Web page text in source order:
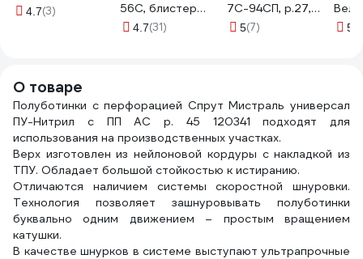
4.7(3)
56С, блистер
005711
4.7(31)
7С-94СП, р.27,
000 черный
5(7)
см
5
О товаре
Полуботинки с перфорацией Спрут Мистраль универсал
ПУ-Нитрил с ПП АС р. 45 120341 подходят для
использования на производственных участках.
Верх изготовлен из нейлоновой кордуры с накладкой из
ТПУ. Обладает большой стойкостью к истиранию.
Отличаются наличием системы скоростной шнуровки.
Технология позволяет зашнуровывать полуботинки
буквально одним движением – простым вращением
катушки.
В качестве шнурков в системе выступают ультрапрочные